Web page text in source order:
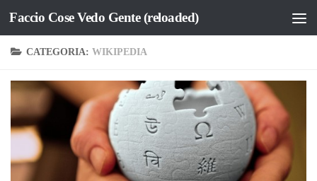
Salta al contenuto
Faccio Cose Vedo Gente (reloaded)
CATEGORIA: WIKIPEDIA